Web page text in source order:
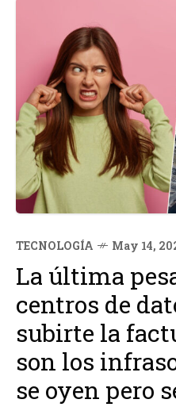
TECNOLOGÍA May 14,
La última
centros de
subirte la
son los
se oyen pero